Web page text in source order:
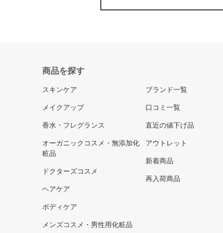
商品を探す
スキンケア
メイクアップ
香水・フレグランス
オーガニックコスメ・無添加化
粧品
ドクターズコスメ
ヘアケア
ボディケア
メンズコスメ・男性用化粧品
ブランド一覧
口コミ一覧
直近の値下げ品
アウトレット
新着商品
再入荷商品